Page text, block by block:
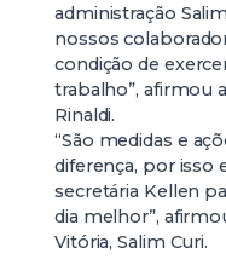
administração
nossos
condição de
trabalho”, afirmou
Rinaldi.
“São medidas e
diferença, por isso
secretária Kellen
dia melhor”,
Vitória, Salim Curi.